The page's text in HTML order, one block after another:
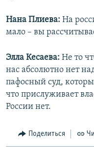
Нана Плиева: На
мало – вы
Элла Кесаева: Не то
нас абсолютно нет
пафосный суд,
что прислуживает
России нет.
Поделиться